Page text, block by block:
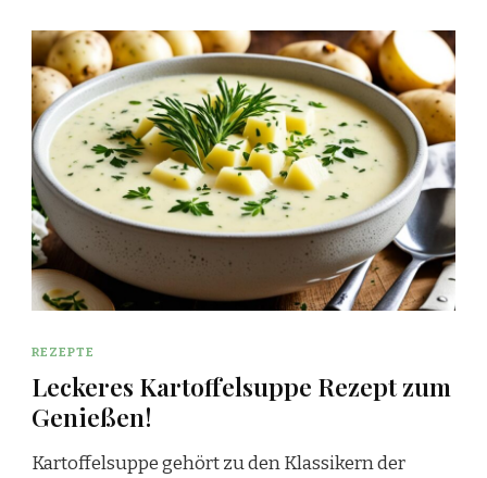
REZEPTE
Leckeres Kartoffelsuppe Rezept zum
Genießen!
Kartoffelsuppe gehört zu den Klassikern der